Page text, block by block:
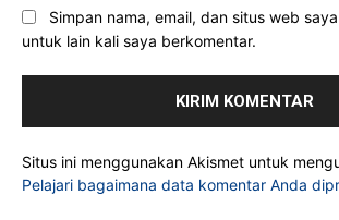
Simpan nama, email, dan situs web
untuk lain kali saya berkomentar.
Situs ini menggunakan Akismet untuk
Pelajari bagaimana data komentar Anda